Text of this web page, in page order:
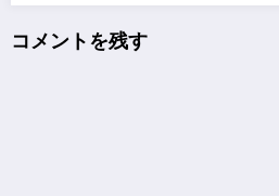
コメントを残す